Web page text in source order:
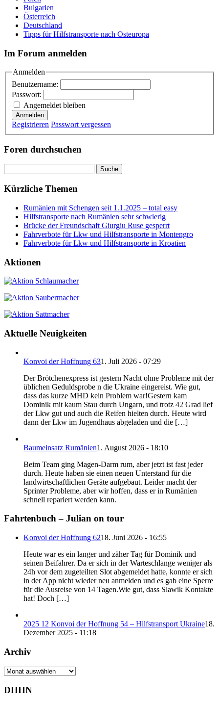
Bulgarien
Österreich
Deutschland
Tipps für Hilfstransporte nach Osteuropa
Im Forum anmelden
Anmelden
Benutzername:
Passwort:
Angemeldet bleiben
Anmelden
Registrieren Passwort vergessen
Foren durchsuchen
nach:
Kürzliche Themen
Rumänien mit Schengen seit 1.1.2025 – total easy
Hilfstransporte nach Rumänien sehr schwierig
Brücke der Freundschaft Giurgiu Ruse gesperrt
Fahrverbote für Lkw und Hilfstransporte in Montengro
Fahrverbote für Lkw und Hilfstransporte in Kroatien
Aktionen
Aktuelle Neuigkeiten
Konvoi der Hoffnung 631. Juli 2026 - 07:29
Der Brötchenexpress ist gestern Nacht ohne Probleme mit der
üblichen Geduldsprobe n die Ukraine eingereist. Wie gut,
dass das kurze MHD kein Problem war!Gestern kam
Dominik mit kaum Stau durch Ungarn, und trotz 42 Grad lief
der Lkw gut und auch die Reifen hielten durch. Heute wird
dann der Lkw im Jugendhaus abgeladen und die […]
Baumeinsatz Rumänien1. August 2026 - 18:10
Beim Team ging Magen-Darm rum, aber jetzt ist fast jeder
durch. Heute haben sie einen neuen Unterstand für die
landwirtschaftlichen Geräte aufgebaut. Leider macht der
Sprinter Probleme, aber wir hoffen, dass er in Rumänien
schnell repariert werden kann.
Fahrtenbuch – Julian on tour
Konvoi der Hoffnung 6218. Juni 2026 - 16:55
Heute war es ein langer und zäher Tag für Dominik und
seinen Beifahrer. Da er sich in der Warteschlange weniger als
24h vor dem zugeteilten Slot abgemeldet hatte, konnte er sich
in der App nicht wieder neu anmelden und es gab eine Sperre
für die Ausreise von 14 Tagen.Wie gut, dass Slawik Kontakte
hat! Doch […]
2025 12 Konvoi der Hoffnung 54 – Hilfstransport Ukraine18.
Dezember 2025 - 11:18
Archiv
Archiv
DHHN